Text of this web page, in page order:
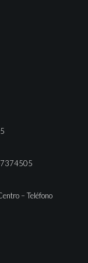
7374505
– Teléfono